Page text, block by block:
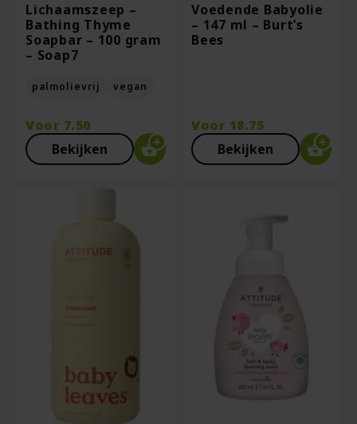
Lichaamszeep –
Bathing Thyme
Soapbar – 100 gram
– Soap7
palmolievrij vegan
Voor 7.50
Bekijken
Voedende Babyolie
– 147 ml – Burt’s
Bees
Voor 18.75
Bekijken